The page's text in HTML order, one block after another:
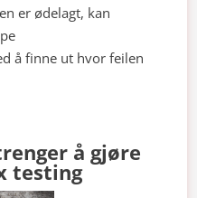
er ødelagt, kan
å finne ut hvor feilen
å gjøre
testing